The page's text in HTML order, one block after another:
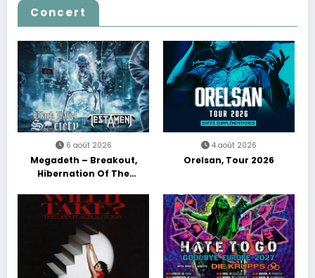
Concert
6 août 2026
Megadeth – Breakout,
Hibernation Of The
4 août 2026
Orelsan, Tour 2026